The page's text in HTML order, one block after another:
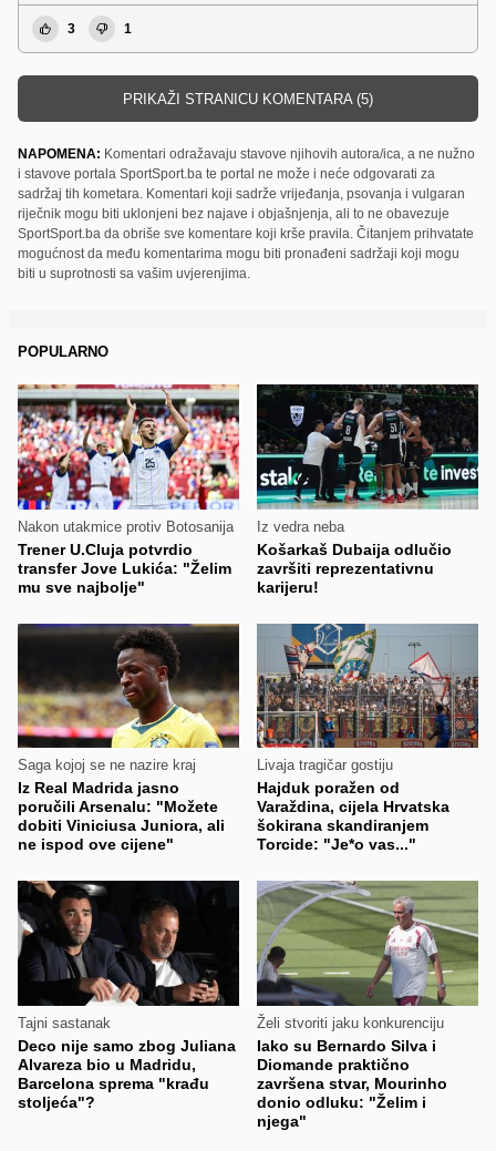
3 1
PRIKAŽI STRANICU KOMENTARA (5)
NAPOMENA: Komentari odražavaju stavove njihovih autora/ica, a ne nužno
i stavove portala SportSport.ba te portal ne može i neće odgovarati za
sadržaj tih kometara. Komentari koji sadrže vrijeđanja, psovanja i vulgaran
riječnik mogu biti uklonjeni bez najave i objašnjenja, ali to ne obavezuje
SportSport.ba da obriše sve komentare koji krše pravila. Čitanjem prihvatate
mogućnost da među komentarima mogu biti pronađeni sadržaji koji mogu
biti u suprotnosti sa vašim uvjerenjima.
POPULARNO
Nakon utakmice protiv Botosanija
Trener U.Cluja potvrdio
transfer Jove Lukića: "Želim
mu sve najbolje"
Iz vedra neba
Košarkaš Dubaija odlučio
završiti reprezentativnu
karijeru!
Saga kojoj se ne nazire kraj
Iz Real Madrida jasno
poručili Arsenalu: "Možete
dobiti Viniciusa Juniora, ali
ne ispod ove cijene"
Livaja tragičar gostiju
Hajduk poražen od
Varaždina, cijela Hrvatska
šokirana skandiranjem
Torcide: "Je*o vas..."
Tajni sastanak
Deco nije samo zbog Juliana
Alvareza bio u Madridu,
Barcelona sprema "krađu
stoljeća"?
Želi stvoriti jaku konkurenciju
Iako su Bernardo Silva i
Diomande praktično
završena stvar, Mourinho
donio odluku: "Želim i
njega"